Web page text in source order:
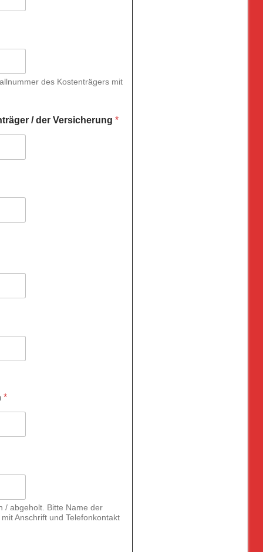
des Kostenträgers mit
/ der Versicherung *
*
/ abgeholt. Bitte Name der
Anschrift und Telefonkontakt